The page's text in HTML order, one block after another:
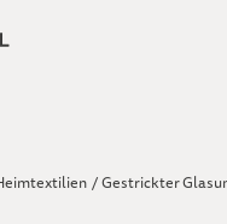
/Gestrickter